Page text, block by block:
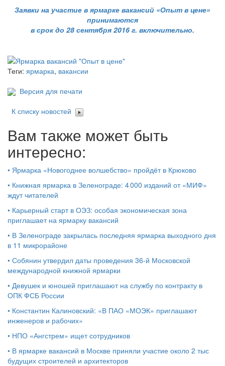
Заявки на участие в ярмарке вакансий «Опыт в цене»
принимаются
в срок до 28 сентября 2016 г. включительно.
Теги: ярмарка, вакансии
Версия для печати
К списку новостей
Вам также может быть
интересно:
• Ярмарка «Новогоднее волшебство» пройдёт в Крюково
• Книжная ярмарка в Зеленограде: 4 000 изданий от «МИФ»
ждут читателей
• Карьерный старт в ОЭЗ: особая экономическая зона
приглашает на ярмарку вакансий
• В Зеленограде закрылась последняя ярмарка выходного дня
в 11 микрорайоне
• Собянин утвердил даты проведения 36-й Московской
международной книжной ярмарки
• Девушек и юношей приглашают на службу по контракту в
ОПК ФСБ России
• Константин Калиновский: «В ПАО «МОЭК» приглашают
инженеров и рабочих»
• НПО «Ангстрем» ищет сотрудников
• В ярмарке вакансий в Москве приняли участие около 2 тыс
будущих строителей и архитекторов